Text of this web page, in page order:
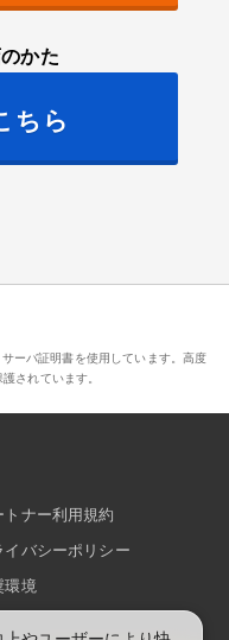
かた
ちら
ーバ証明書を使用しています。高度
されています。
トナー利用規約
イバシーポリシー
環境